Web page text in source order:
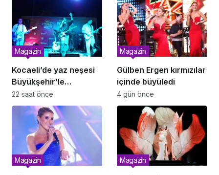
Kocaeli’de yaz neşesi
Büyükşehir’le
renkleniyor
Magazin
22 saat önce
Gülben Ergen kırmızılar
içinde büyüledi
Magazin
4 gün önce
Magazin Magazin